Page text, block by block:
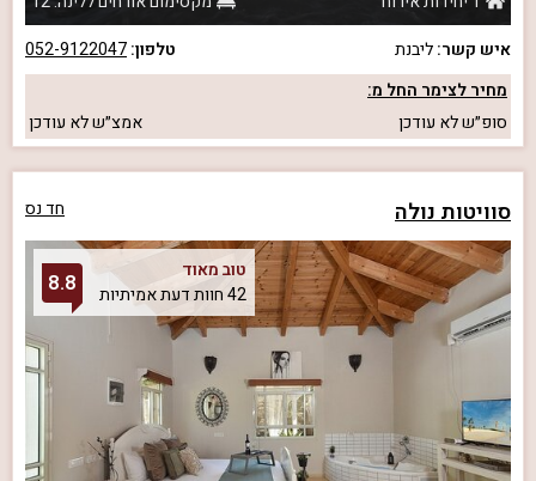
איש קשר:ליבנת טלפון:052-9122047
מחיר לצימר החל מ:
סופ״שלא עודכן אמצ״שלא עודכן
סוויטות נולה חד נס
טוב מאוד
42 חוות דעת אמיתיות
8.8